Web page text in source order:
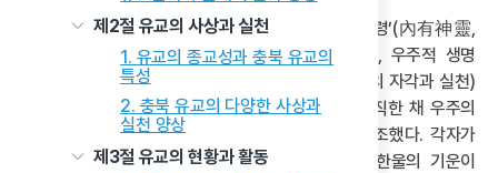
제2절 유교의 사상과 실천
1. 유교의 종교성과 충북 유교의
특성
2. 충북 유교의 다양한 사상과
실천 양상
제3절 유교의 현황과 활동
최제우는 이 ‘모심’의 행위를 세 가지 차원인 ‘내유신령’(內有神靈,
내면의 신령한 존재 인식),‘외유기화’(外有氣和, 우주적 생명
에너지와의 연결), ‘각지불이’(各知不移, 자기 자리의 자각과 실천)
로 설명했다. 그는 인간이 하늘의 기운을 내면에 간직한 채 우주의
생명 흐름 속에서 책임 있게 살아가는 존재임을 강조했다. 각자가
고유한 자리를 인식하고 그에 충실할 때, 비로소 한울의 기운이